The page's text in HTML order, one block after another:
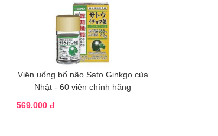
Viên uống bổ não Sato Ginkgo của
Nhật - 60 viên chính hãng
569.000 đ